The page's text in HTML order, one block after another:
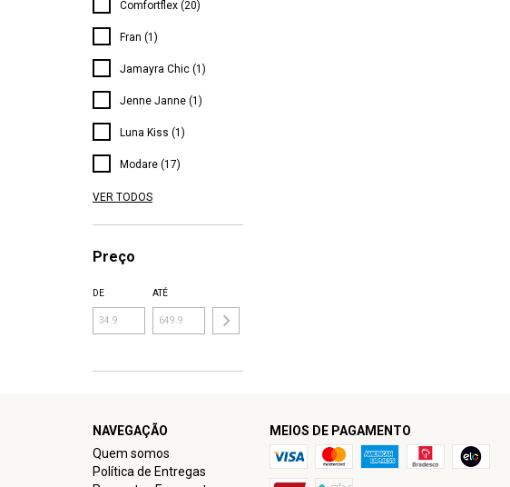
Comfortflex (20)
Fran (1)
Jamayra Chic (1)
Jenne Janne (1)
Luna Kiss (1)
Modare (17)
VER TODOS
Preço
DE ATÉ
NAVEGAÇÃO
Quem somos
Política de Entregas
MEIOS DE PAGAMENTO